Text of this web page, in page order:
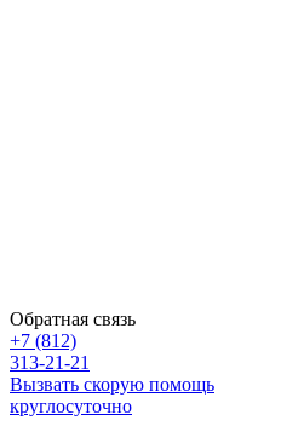
Обратная связь
+7 (812)
313-21-21
Вызвать скорую помощь
круглосуточно